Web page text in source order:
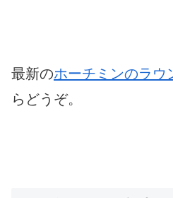
最新のホーチミンのラウ
らどうぞ。